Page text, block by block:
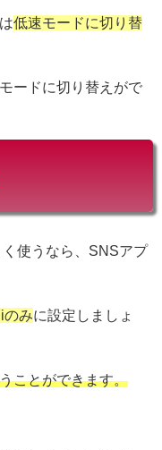
低速モードに切り替
ードに切り替えがで
使うなら、SNSアプ
のみに設定しましょ
ことができます。